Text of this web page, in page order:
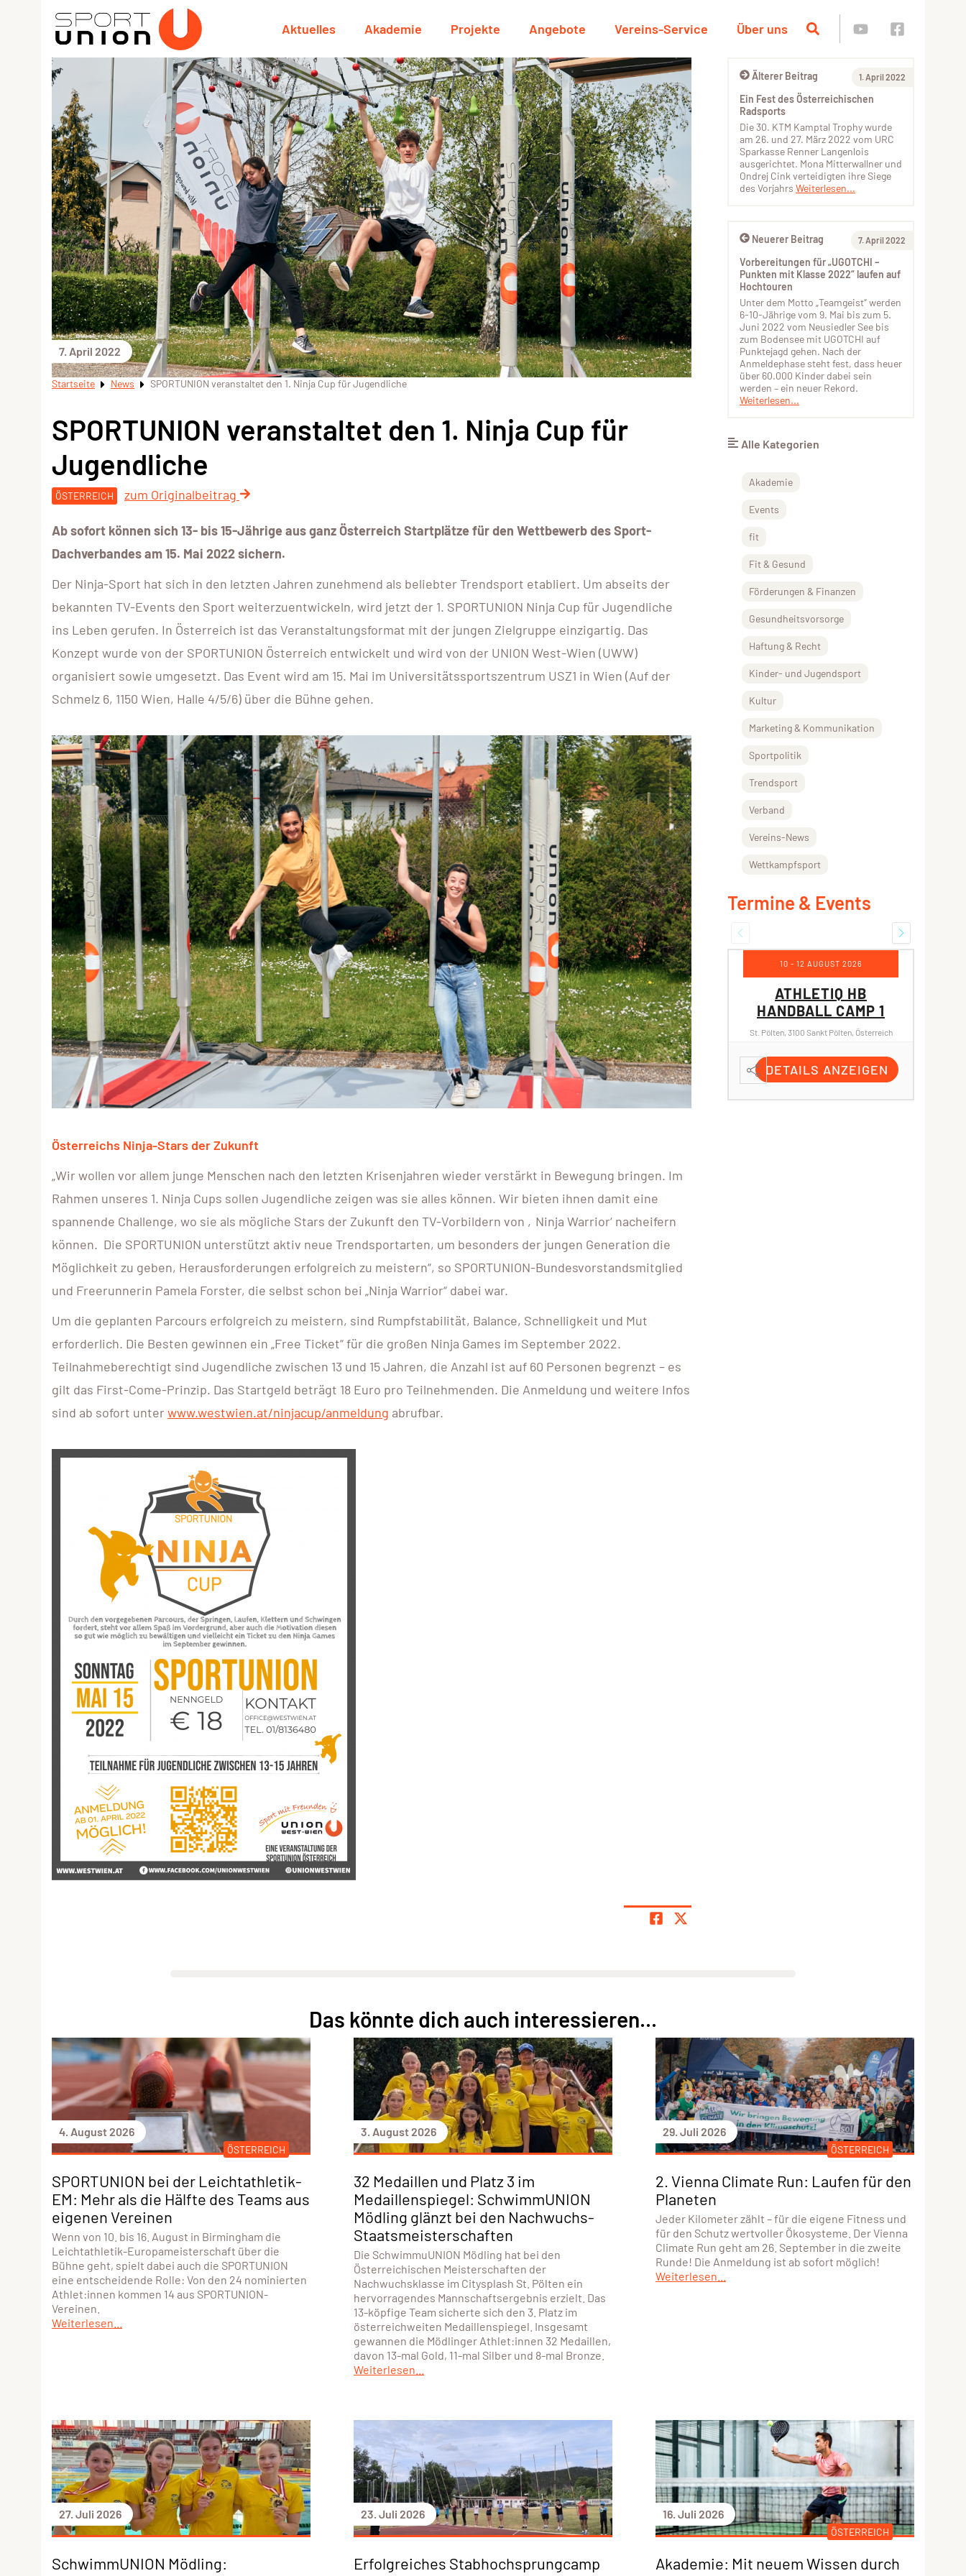
Aktuelles Akademie Projekte Angebote Vereins-Service Über uns
7. April 2022
Startseite News SPORTUNION veranstaltet den 1. Ninja Cup für Jugendliche
SPORTUNION veranstaltet den 1. Ninja Cup für
Jugendliche
ÖSTERREICH zum Originalbeitrag
Ab sofort können sich 13- bis 15-Jährige aus ganz Österreich Startplätze für den Wettbewerb des Sport-
Dachverbandes am 15. Mai 2022 sichern.
Der Ninja-Sport hat sich in den letzten Jahren zunehmend als beliebter Trendsport etabliert. Um abseits der
bekannten TV-Events den Sport weiterzuentwickeln, wird jetzt der 1. SPORTUNION Ninja Cup für Jugendliche
ins Leben gerufen. In Österreich ist das Veranstaltungsformat mit der jungen Zielgruppe einzigartig. Das
Konzept wurde von der SPORTUNION Österreich entwickelt und wird von der UNION West-Wien (UWW)
organisiert sowie umgesetzt. Das Event wird am 15. Mai im Universitätssportszentrum USZ1 in Wien (Auf der
Schmelz 6, 1150 Wien, Halle 4/5/6) über die Bühne gehen.
Österreichs Ninja-Stars der Zukunft
„Wir wollen vor allem junge Menschen nach den letzten Krisenjahren wieder verstärkt in Bewegung bringen. Im
Rahmen unseres 1. Ninja Cups sollen Jugendliche zeigen was sie alles können. Wir bieten ihnen damit eine
spannende Challenge, wo sie als mögliche Stars der Zukunft den TV-Vorbildern von ‚Ninja Warrior‘ nacheifern
können. Die SPORTUNION unterstützt aktiv neue Trendsportarten, um besonders der jungen Generation die
Möglichkeit zu geben, Herausforderungen erfolgreich zu meistern“, so SPORTUNION-Bundesvorstandsmitglied
und Freerunnerin Pamela Forster, die selbst schon bei „Ninja Warrior“ dabei war.
Um die geplanten Parcours erfolgreich zu meistern, sind Rumpfstabilität, Balance, Schnelligkeit und Mut
erforderlich. Die Besten gewinnen ein „Free Ticket“ für die großen Ninja Games im September 2022.
Teilnahmeberechtigt sind Jugendliche zwischen 13 und 15 Jahren, die Anzahl ist auf 60 Personen begrenzt – es
gilt das First-Come-Prinzip. Das Startgeld beträgt 18 Euro pro Teilnehmenden. Die Anmeldung und weitere Infos
sind ab sofort unter www.westwien.at/ninjacup/anmeldung abrufbar.
Älterer Beitrag 1. April 2022
Ein Fest des Österreichischen
Radsports
Die 30. KTM Kamptal Trophy wurde
am 26. und 27. März 2022 vom URC
Sparkasse Renner Langenlois
ausgerichtet. Mona Mitterwallner und
Ondrej Cink verteidigten ihre Siege
des Vorjahrs Weiterlesen...
Neuerer Beitrag 7. April 2022
Vorbereitungen für „UGOTCHI –
Punkten mit Klasse 2022“ laufen auf
Hochtouren
Unter dem Motto „Teamgeist“ werden
6-10-Jährige vom 9. Mai bis zum 5.
Juni 2022 vom Neusiedler See bis
zum Bodensee mit UGOTCHI auf
Punktejagd gehen. Nach der
Anmeldephase steht fest, dass heuer
über 60.000 Kinder dabei sein
werden – ein neuer Rekord.
Weiterlesen...
Alle Kategorien
Akademie
Events
fit
Fit & Gesund
Förderungen & Finanzen
Gesundheitsvorsorge
Haftung & Recht
Kinder- und Jugendsport
Kultur
Marketing & Kommunikation
Sportpolitik
Trendsport
Verband
Vereins-News
Wettkampfsport
Termine & Events
10 - 12 AUGUST 2026
ATHLETIQ HB
HANDBALL CAMP 1
St. Pölten, 3100 Sankt Pölten, Österreich
DETAILS ANZEIGEN
17 - 19 AUGUST 2026
ATHLETIQ HB
HANDBALL CAMP 2
St. Pölten, 3100 Sankt Pölten, Österreich
DETAILS ANZEIGEN
Das könnte dich auch interessieren...
4. August 2026
ÖSTERREICH
SPORTUNION bei der Leichtathletik-
EM: Mehr als die Hälfte des Teams aus
eigenen Vereinen
Wenn von 10. bis 16. August in Birmingham die
Leichtathletik-Europameisterschaft über die
Bühne geht, spielt dabei auch die SPORTUNION
eine entscheidende Rolle: Von den 24 nominierten
Athlet:innen kommen 14 aus SPORTUNION-
Vereinen.
Weiterlesen...
3. August 2026
32 Medaillen und Platz 3 im
Medaillenspiegel: SchwimmUNION
Mödling glänzt bei den Nachwuchs-
Staatsmeisterschaften
Die SchwimmuUNION Mödling hat bei den
Österreichischen Meisterschaften der
Nachwuchsklasse im Citysplash St. Pölten ein
hervorragendes Mannschaftsergebnis erzielt. Das
13-köpfige Team sicherte sich den 3. Platz im
österreichweiten Medaillenspiegel. Insgesamt
gewannen die Mödlinger Athlet:innen 32 Medaillen,
davon 13-mal Gold, 11-mal Silber und 8-mal Bronze.
Weiterlesen...
29. Juli 2026
ÖSTERREICH
2. Vienna Climate Run: Laufen für den
Planeten
Jeder Kilometer zählt – für die eigene Fitness und
für den Schutz wertvoller Ökosysteme. Der Vienna
Climate Run geht am 26. September in die zweite
Runde! Die Anmeldung ist ab sofort möglich!
Weiterlesen...
27. Juli 2026
SchwimmUNION Mödling:
23. Juli 2026
Erfolgreiches Stabhochsprungcamp
16. Juli 2026
ÖSTERREICH
Akademie: Mit neuem Wissen durch